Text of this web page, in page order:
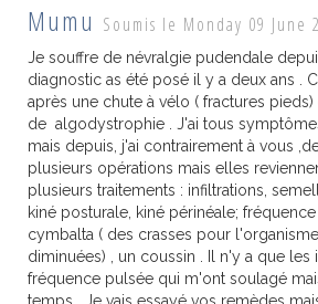
Mumu Soumis le Monday 09 June
Je souffre de névralgie pudendale
diagnostic as été posé il y a deux ans .
après une chute à vélo ( fractures
de algodystrophie . J'ai tous
mais depuis, j'ai contrairement à vous
plusieurs opérations mais elles
plusieurs traitements : infiltrations,
kiné posturale, kiné périnéale; fréquence
cymbalta ( des crasses pour
diminuées) , un coussin . Il n'y a que les
fréquence pulsée qui m'ont soulagé
temps . Je vais essayé vos remèdes